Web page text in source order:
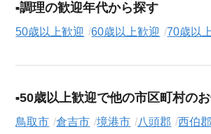
調理の歓迎年代から探す
50歳以上歓迎 60歳以上歓迎 70歳以
50歳以上歓迎で他の市区町村の
鳥取市 倉吉市 境港市 八頭郡 西伯郡